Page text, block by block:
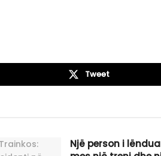
Tweet
Një person i